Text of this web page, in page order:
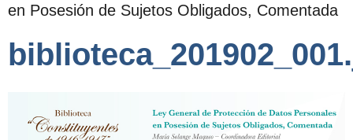
en Posesión de Sujetos Obligados, Comentada